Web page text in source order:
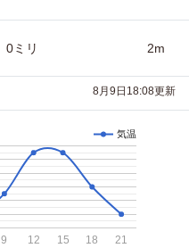
0ミリ 2m
8月9日18:08更新
気温
9 12 15 18 21